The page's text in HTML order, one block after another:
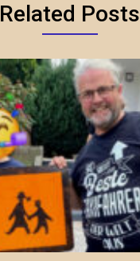
Related Posts